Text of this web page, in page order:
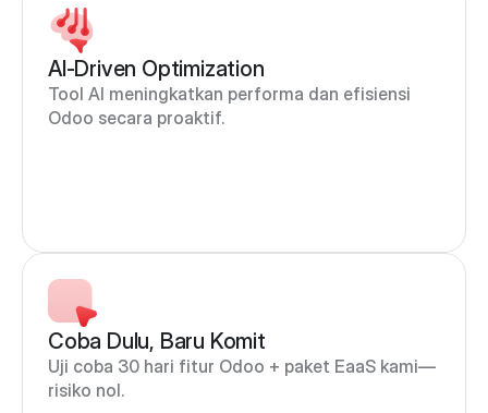
AI-Driven Optimization
Tool AI meningkatkan performa dan efisiensi
Odoo secara proaktif.
Coba Dulu, Baru Komit
Uji coba 30 hari fitur Odoo + paket EaaS kami—
risiko nol.